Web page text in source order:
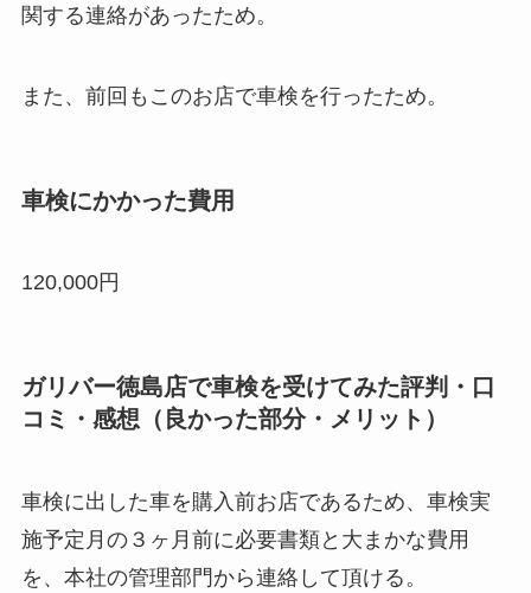
関する連絡があったため。
また、前回もこのお店で車検を行ったため。
車検にかかった費用
120,000円
ガリバー徳島店で車検を受けてみた評判・口
コミ・感想（良かった部分・メリット）
車検に出した車を購入前お店であるため、車検実
施予定月の３ヶ月前に必要書類と大まかな費用
を、本社の管理部門から連絡して頂ける。